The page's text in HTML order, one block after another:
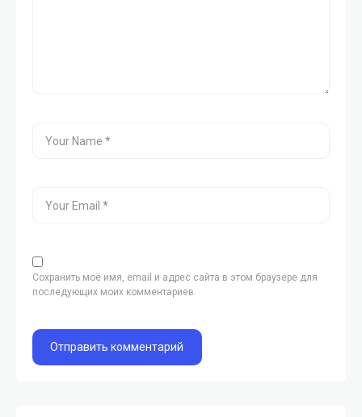
Сохранить моё имя, email и адрес сайта в этом браузере для
последующих моих комментариев.